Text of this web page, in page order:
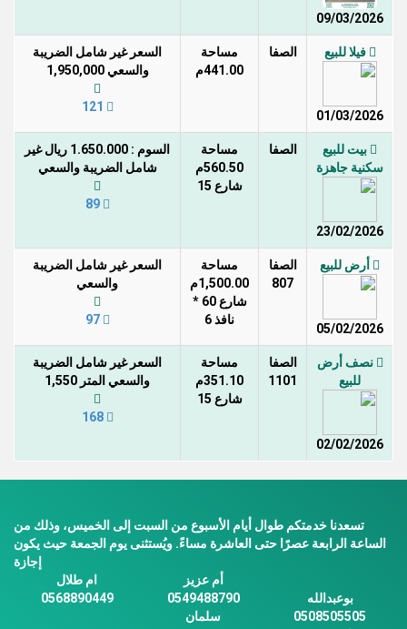
09/03/2026
فيلا للبيع
01/03/2026
الصفا
مساحة
441.00م
السعر غير شامل الضريبة
والسعي 1,950,000
بيت للبيع
سكنية جاهزة
23/02/2026
الصفا
مساحة
560.50م
شارع 15
السوم : 1.650.000 ريال غير
شامل الضريبة والسعي
89
أرض للبيع
05/02/2026
الصفا
807
مساحة
1,500.00م
شارع 60 *
نافذ 6
السعر غير شامل الضريبة
والسعي
97
نصف أرض
للبيع
02/02/2026
الصفا
1101
مساحة
351.10م
شارع 15
السعر غير شامل الضريبة
والسعي المتر 1,550
168
تسعدنا خدمتكم طوال أيام الأسبوع من السبت إلى الخميس، وذلك من
الساعة الرابعة عصرًا حتى العاشرة مساءً. ويُستثنى يوم الجمعة حيث يكون
إجازة
ام طلال
0568890449
أم عزيز
0549488790
سلمان
بوعبدالله
0508505505